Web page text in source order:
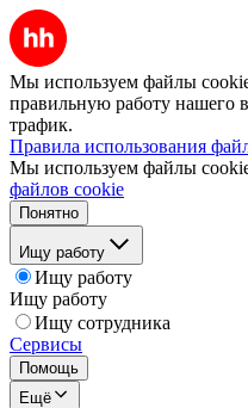
Мы используем файлы
правильную работу нашего
трафик.
Правила использования
Мы используем файлы
файлов cookie
Понятно
Ищу работу
Ищу работу
Ищу работу
Ищу сотрудника
Сервисы
Помощь
Ещё